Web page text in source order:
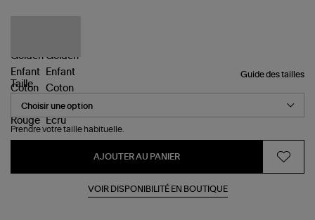
Guide des tailles
Taille
Prendre votre taille habituelle.
AJOUTER AU PANIER
VOIR DISPONIBILITÉ EN BOUTIQUE